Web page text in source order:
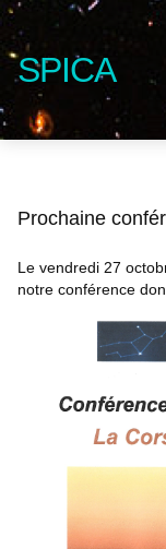
SPICA
Prochaine
Le vendredi 27
notre conférence